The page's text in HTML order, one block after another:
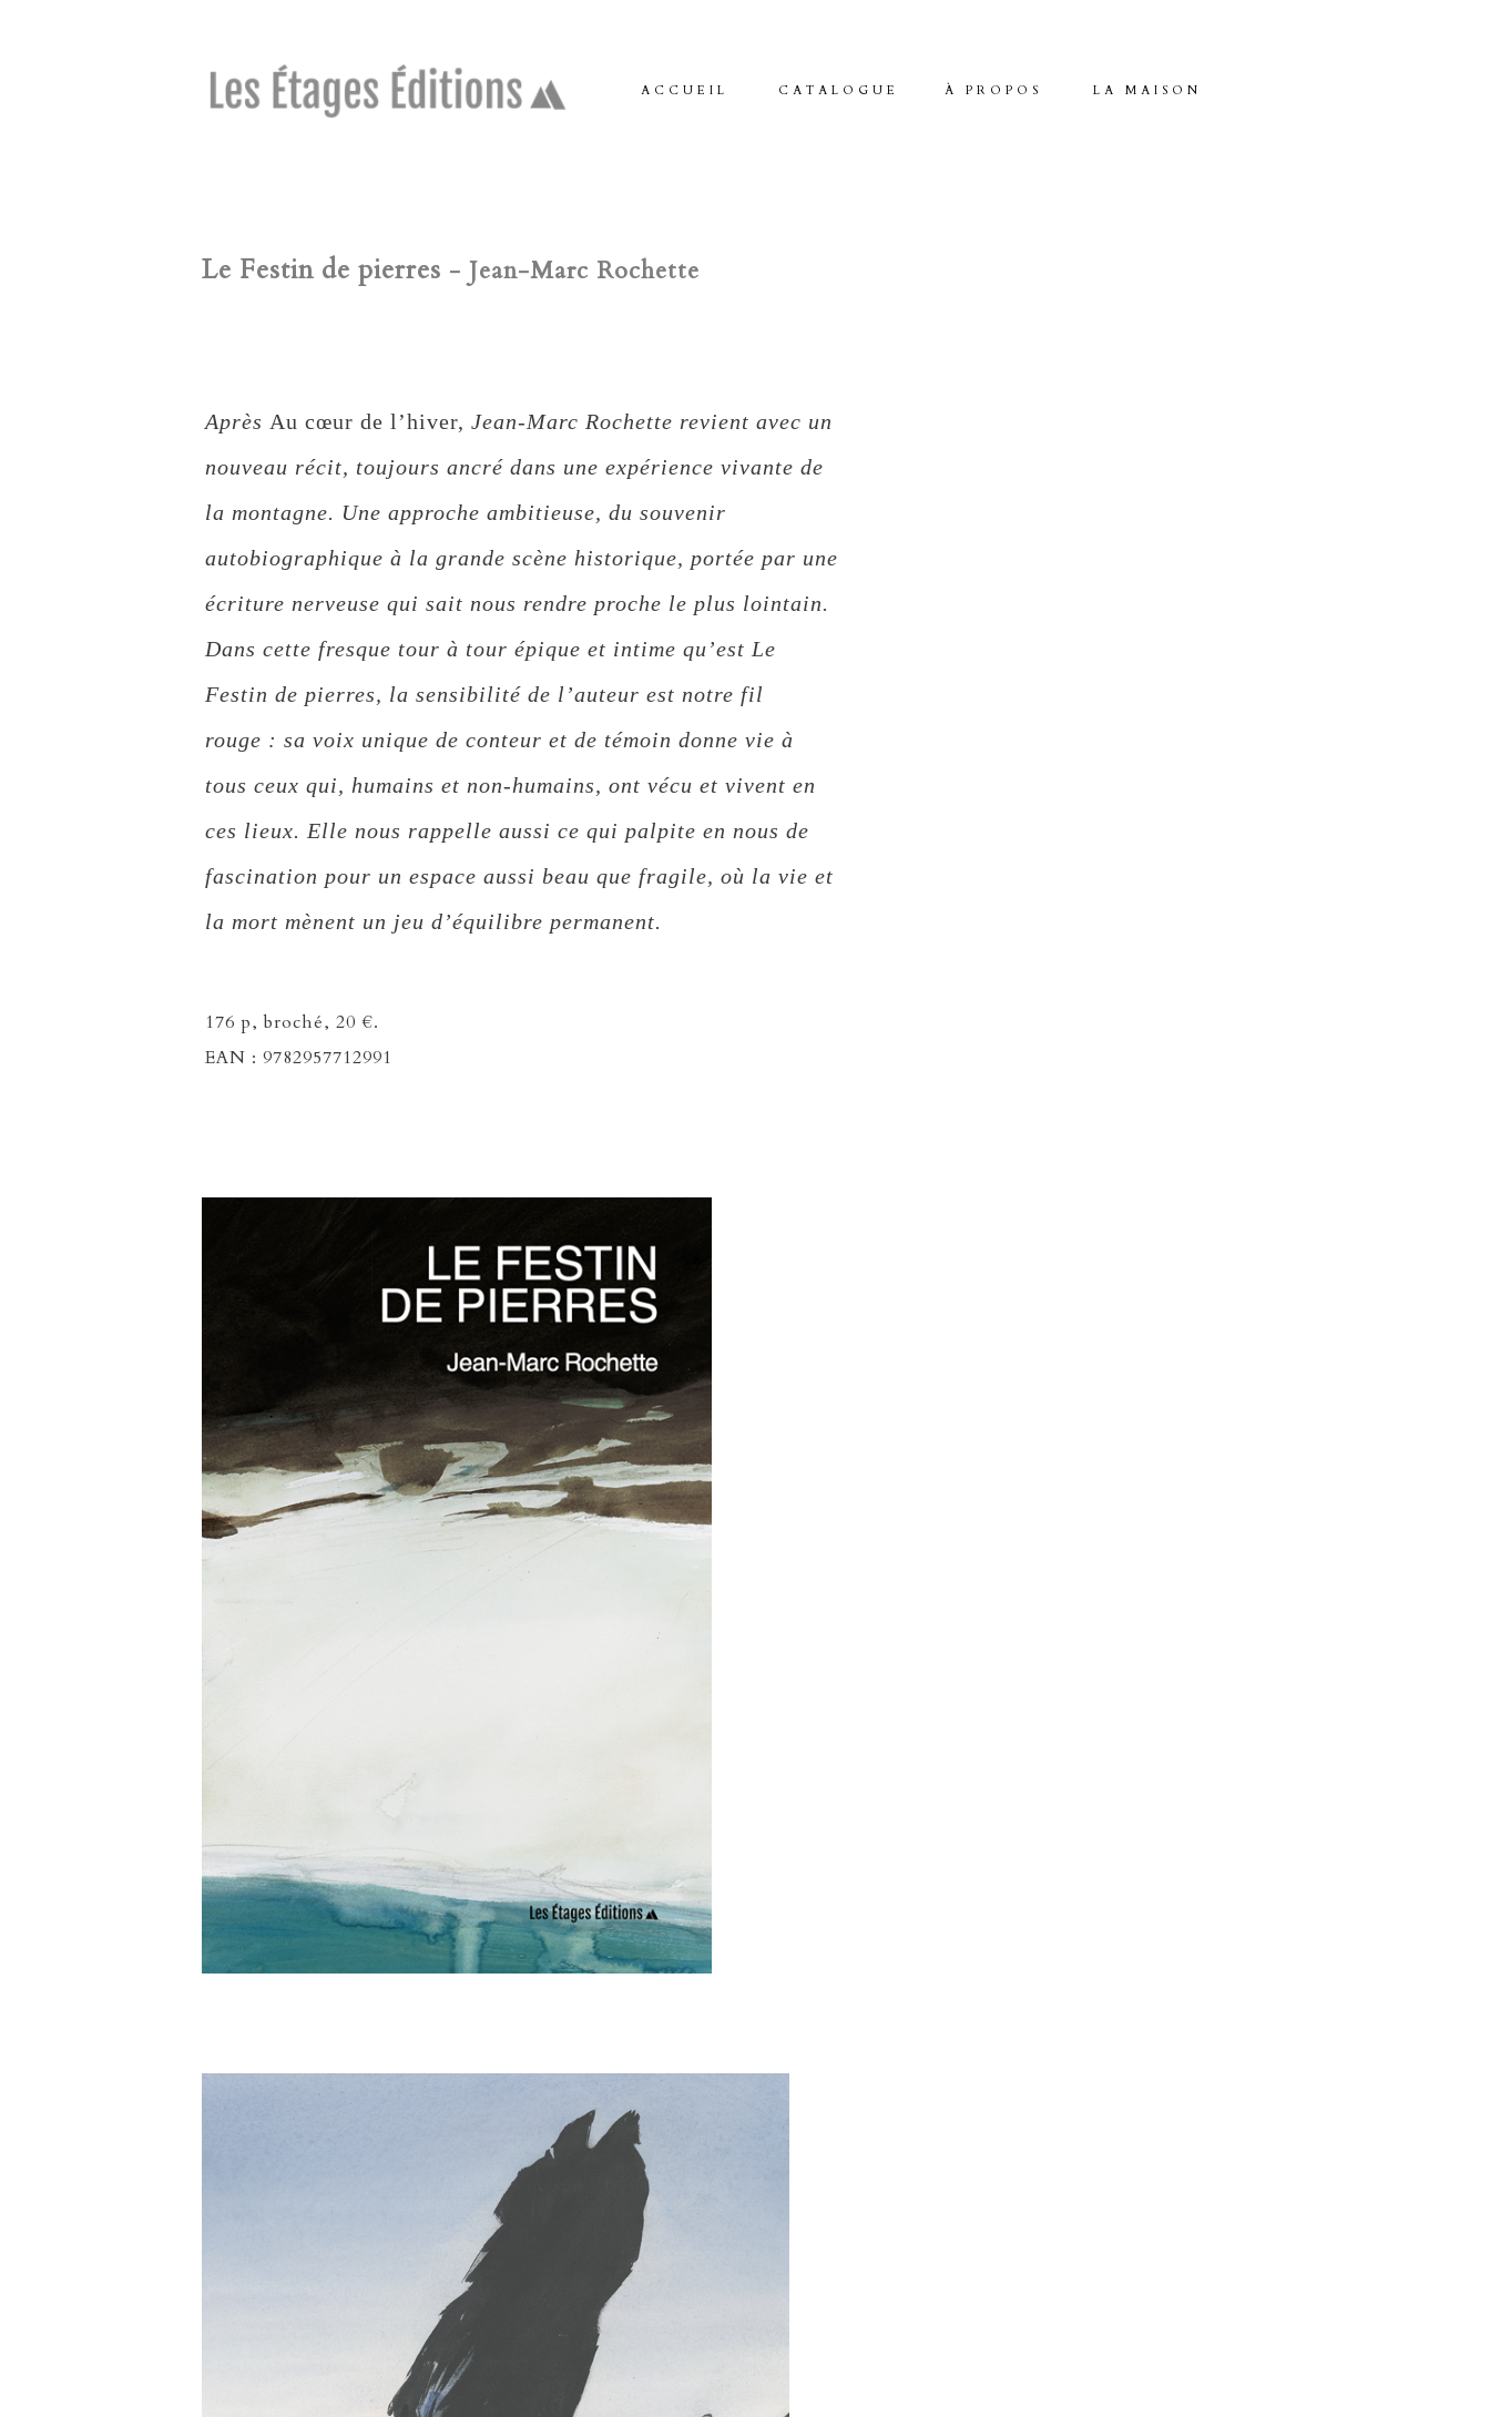
ACCUEIL CATALOGUE À PROPOS LA MAISON
Le Festin de pierres - Jean-Marc Rochette
Après Au cœur de l’hiver, Jean-Marc Rochette revient avec un
nouveau récit, toujours ancré dans une expérience vivante de
la montagne. Une approche ambitieuse, du souvenir
autobiographique à la grande scène historique, portée par une
écriture nerveuse qui sait nous rendre proche le plus lointain.
Dans cette fresque tour à tour épique et intime qu’est Le
Festin de pierres, la sensibilité de l’auteur est notre fil
rouge : sa voix unique de conteur et de témoin donne vie à
tous ceux qui, humains et non-humains, ont vécu et vivent en
ces lieux. Elle nous rappelle aussi ce qui palpite en nous de
fascination pour un espace aussi beau que fragile, où la vie et
la mort mènent un jeu d’équilibre permanent.
176 p, broché, 20 €.
EAN : 9782957712991